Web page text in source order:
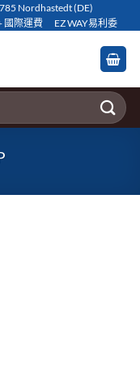
Nordhastedt (DE)
國際運費
EZ WAY易利委